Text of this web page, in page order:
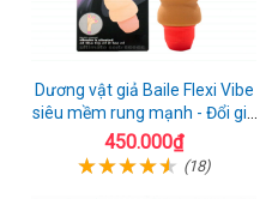
Dương vật giả Baile Flexi Vibe
siêu mềm rung mạnh - Đổi gió
cuộc yêu mới
450.000₫
(18)